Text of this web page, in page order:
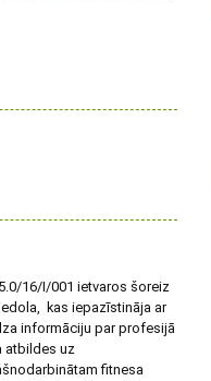
16/I/001 ietvaros šoreiz
kas iepazīstināja ar
informāciju par profesijā
atbildes uz
fitnesa